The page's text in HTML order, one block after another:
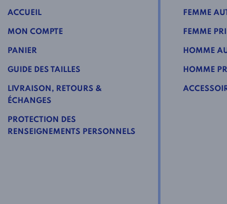
ACCUEIL
MON COMPTE
PANIER
GUIDE DES TAILLES
LIVRAISON, RETOURS &
ÉCHANGES
PROTECTION DES
RENSEIGNEMENTS PERSONNELS
FEMME
FEMME
HOMME
HOMME